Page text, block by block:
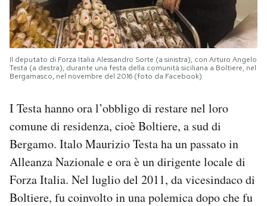
Il deputato di Forza Italia Alessandro Sorte (a sinistra), con Arturo Angelo
Testa (a destra), durante una festa della comunità siciliana a Boltiere, nel
Bergamasco, nel novembre del 2016 (foto da Facebook)
I Testa hanno ora l’obbligo di restare nel loro
comune di residenza, cioè Boltiere, a sud di
Bergamo. Italo Maurizio Testa ha un passato in
Alleanza Nazionale e ora è un dirigente locale di
Forza Italia. Nel luglio del 2011, da vicesindaco di
Boltiere, fu coinvolto in una polemica dopo che fu